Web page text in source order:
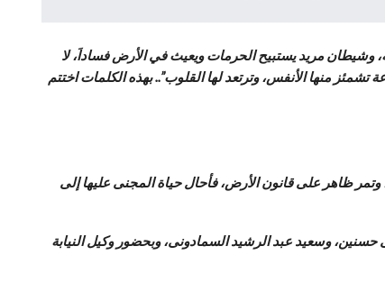
وشيطان مريد يستبيح الحرمات ويعيث في الأرض فساداَ، لا
منها الأنفس، وترتعد لها القلوب”.. بهذه الكلمات اختتم
ظاهر على قانون الأرض، فأحال حياة المجنى عليها إلى
وسعيد عبد الرشيد السمادونى، وبحضور وكيل النيابة